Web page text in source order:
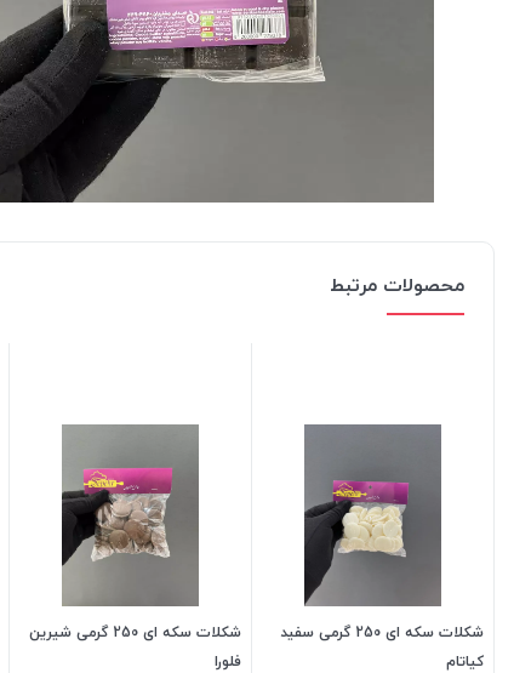
محصولات مرتبط
شکلات سکه ای 250 گرمی سفید
کیاتام
شکلات سکه ای 250 گرمی شیرین
فلورا